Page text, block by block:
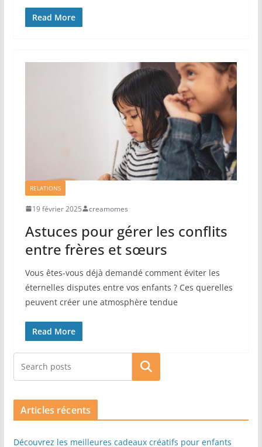
Read More
RELATIONS
19 février 2025 creamomes
Astuces pour gérer les conflits
entre frères et sœurs
Vous êtes-vous déjà demandé comment éviter les
éternelles disputes entre vos enfants ? Ces querelles
peuvent créer une atmosphère tendue
Read More
Rechercher
Articles récents
Découvrez les meilleures cadeaux créatifs pour enfants